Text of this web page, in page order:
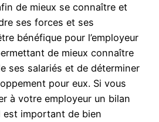
de mieux se connaître et
ses forces et ses
bénéfique pour l’employeur
de mieux connaître
ses salariés et de déterminer
pour eux. Si vous
à votre employeur un bilan
est important de bien